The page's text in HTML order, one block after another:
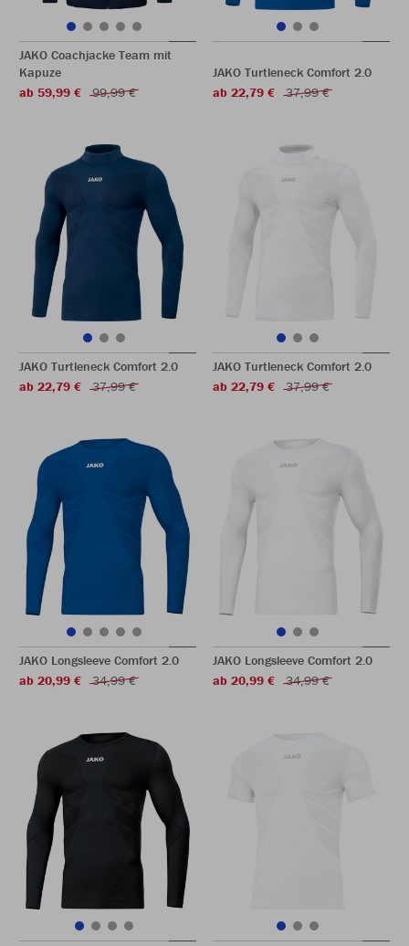
JAKO Coachjacke Team mit
Kapuze
ab 59,99 €
99,99 €
JAKO Turtleneck Comfort 2.0
ab 22,79 €
37,99 €
JAKO Turtleneck Comfort 2.0
ab 22,79 €
37,99 €
JAKO Turtleneck Comfort 2.0
ab 22,79 €
37,99 €
JAKO Longsleeve Comfort 2.0
ab 20,99 €
34,99 €
JAKO Longsleeve Comfort 2.0
ab 20,99 €
34,99 €